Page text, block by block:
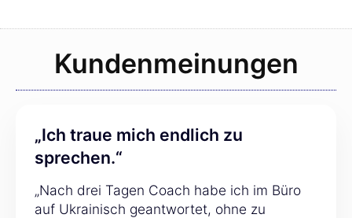
Kundenmeinungen
„Ich traue mich endlich zu
sprechen.“
„Nach drei Tagen Coach habe ich im Büro
auf Ukrainisch geantwortet, ohne zu